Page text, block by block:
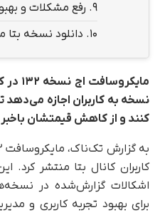
9. رفع مشکلات و
10. دانلود نسخه بتا
نسخه به کاربران اجازه می‌دهد
کنند و از کاهش قیمتشان
کاربران کانال بتا منتشر کرد.
اشکالات گزارش‌شده در
برای بهبود تجربه کاربری و